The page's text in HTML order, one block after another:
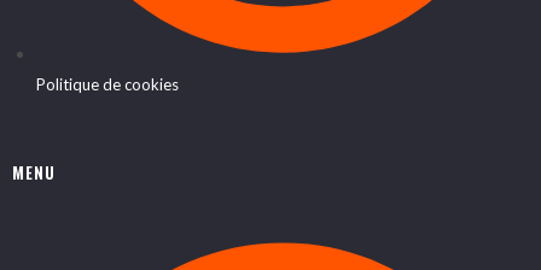
Politique de cookies
MENU